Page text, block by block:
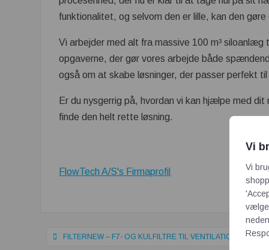
funktionalitet, og selvom den er lille, kan den
Vi arbejder med alt fra massive 100 m³
opgaverne, der gør vores arbejde både
også om at skabe løsninger, der passer perfekt til
Er du nysgerrig på, hvordan vi kan hjælpe med
finde den helt rette løsning.
FlowTech A/S's Firmaprofil
Indlægsnavigation
FILTERNEW – F7- OG KULFILTRE TIL
Vi
Vi